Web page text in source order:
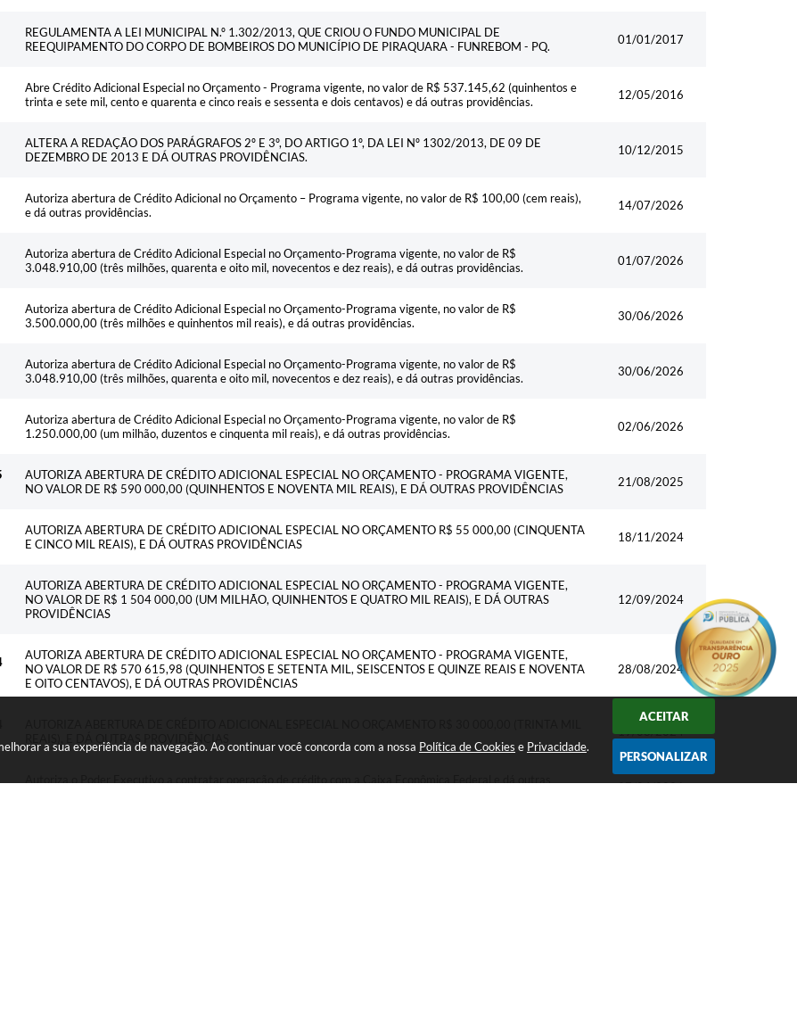
a sua experiência de navegação. Ao continuar você concorda com a nossa Política de Cookies e Privacidade.
ACEITAR
PERSONALIZAR
REGULAMENTA A LEI MUNICIPAL N.º 1.302/2013, QUE CRIOU O FUNDO MUNICIPAL DE
REEQUIPAMENTO DO CORPO DE BOMBEIROS DO MUNICÍPIO DE PIRAQUARA - FUNREBOM - PQ.
01/01/2017
Abre Crédito Adicional Especial no Orçamento - Programa vigente, no valor de R$ 537.145,62 (quinhentos e
trinta e sete mil, cento e quarenta e cinco reais e sessenta e dois centavos) e dá outras providências.
12/05/2016
ALTERA A REDAÇÃO DOS PARÁGRAFOS 2º E 3º, DO ARTIGO 1º, DA LEI Nº 1302/2013, DE 09 DE
DEZEMBRO DE 2013 E DÁ OUTRAS PROVIDÊNCIAS.
10/12/2015
Autoriza abertura de Crédito Adicional no Orçamento – Programa vigente, no valor de R$ 100,00 (cem reais),
e dá outras providências.
14/07/2026
Autoriza abertura de Crédito Adicional Especial no Orçamento-Programa vigente, no valor de R$
3.048.910,00 (três milhões, quarenta e oito mil, novecentos e dez reais), e dá outras providências.
01/07/2026
Autoriza abertura de Crédito Adicional Especial no Orçamento-Programa vigente, no valor de R$
3.500.000,00 (três milhões e quinhentos mil reais), e dá outras providências.
30/06/2026
Autoriza abertura de Crédito Adicional Especial no Orçamento-Programa vigente, no valor de R$
3.048.910,00 (três milhões, quarenta e oito mil, novecentos e dez reais), e dá outras providências.
30/06/2026
Autoriza abertura de Crédito Adicional Especial no Orçamento-Programa vigente, no valor de R$
1.250.000,00 (um milhão, duzentos e cinquenta mil reais), e dá outras providências.
02/06/2026
AUTORIZA ABERTURA DE CRÉDITO ADICIONAL ESPECIAL NO ORÇAMENTO - PROGRAMA VIGENTE,
NO VALOR DE R$ 590 000,00 (QUINHENTOS E NOVENTA MIL REAIS), E DÁ OUTRAS PROVIDÊNCIAS
21/08/2025
AUTORIZA ABERTURA DE CRÉDITO ADICIONAL ESPECIAL NO ORÇAMENTO R$ 55 000,00 (CINQUENTA
E CINCO MIL REAIS), E DÁ OUTRAS PROVIDÊNCIAS
18/11/2024
AUTORIZA ABERTURA DE CRÉDITO ADICIONAL ESPECIAL NO ORÇAMENTO - PROGRAMA VIGENTE,
NO VALOR DE R$ 1 504 000,00 (UM MILHÃO, QUINHENTOS E QUATRO MIL REAIS), E DÁ OUTRAS
PROVIDÊNCIAS
12/09/2024
AUTORIZA ABERTURA DE CRÉDITO ADICIONAL ESPECIAL NO ORÇAMENTO - PROGRAMA VIGENTE,
NO VALOR DE R$ 570 615,98 (QUINHENTOS E SETENTA MIL, SEISCENTOS E QUINZE REAIS E NOVENTA
E OITO CENTAVOS), E DÁ OUTRAS PROVIDÊNCIAS
28/08/2024
REAIS), E DÁ OUTRAS PROVIDÊNCIAS
19/08/2024
Autoriza o Poder Executivo a contratar operação de crédito com a Caixa Econômica Federal e dá outras
27/04/2026